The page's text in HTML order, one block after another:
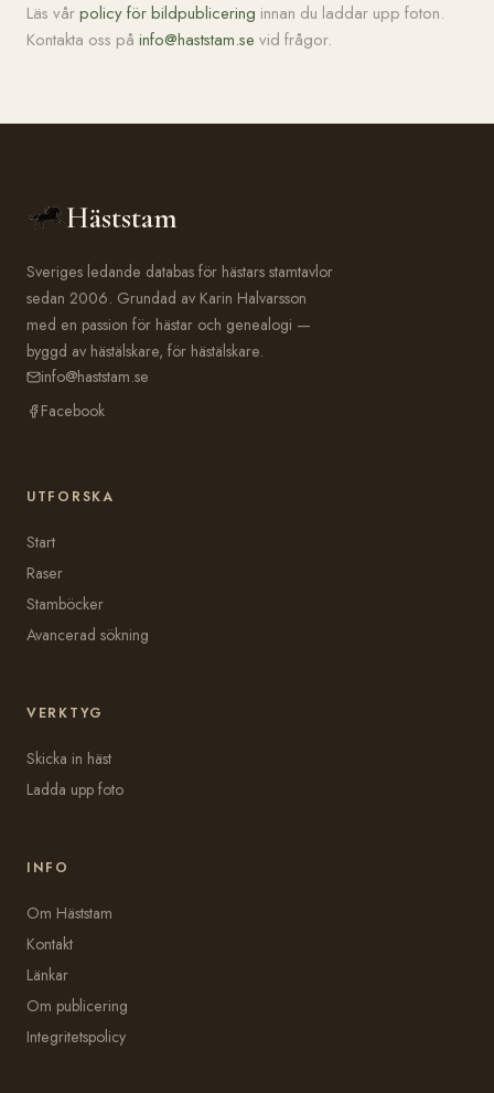
Läs vårpolicy för bildpublicering innan du laddar upp foton.
Kontakta oss på info@haststam.se vid frågor.
Häststam
Sveriges ledande databas för hästars stamtavlor
sedan 2006. Grundad av Karin Halvarsson
med en passion för hästar och genealogi —
byggd av hästälskare, för hästälskare.
info@haststam.se
Facebook
UTFORSKA
Start
Raser
Stamböcker
Avancerad sökning
VERKTYG
Skicka in häst
Ladda upp foto
INFO
Om Häststam
Kontakt
Länkar
Om publicering
Integritetspolicy